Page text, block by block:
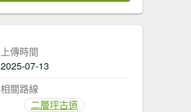
上傳時間
2025-07-13
相關路線
二層坪古道